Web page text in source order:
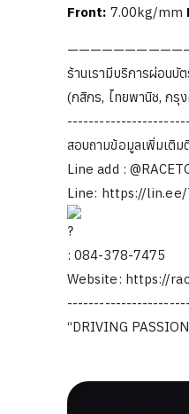
Front: 7.00kg/mm
ร้านเรามีบริการผ่อนบั
(กสิกร, ไทยพานิช, กรุ
สอบถามข้อมูลเพิ่มเติม
Line add :
Line: https://lin.ee/
: 084-378-7475
Website: https://
“DRIVING